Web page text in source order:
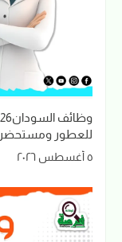
للعطور
٥ أغسطس ٢٠٢٦